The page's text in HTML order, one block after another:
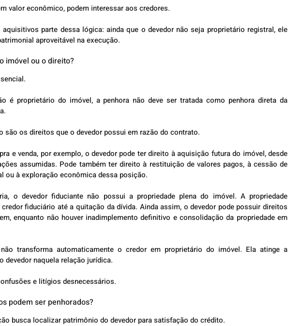
valor econômico, podem interessar aos credores.
parte dessa lógica: ainda que o devedor não seja proprietário registral, ele
aproveitável na execução.
imóvel ou o direito?
é proprietário do imóvel, a penhora não deve ser tratada como penhora direta da
são os direitos que o devedor possui em razão do contrato.
e venda, por exemplo, o devedor pode ter direito à aquisição futura do imóvel, desde
assumidas. Pode também ter direito à restituição de valores pagos, à cessão de
ou à exploração econômica dessa posição.
o devedor fiduciante não possui a propriedade plena do imóvel. A propriedade
fiduciário até a quitação da dívida. Ainda assim, o devedor pode possuir direitos
enquanto não houver inadimplemento definitivo e consolidação da propriedade em
transforma automaticamente o credor em proprietário do imóvel. Ela atinge a
devedor naquela relação jurídica.
e litígios desnecessários.
podem ser penhorados?
busca localizar patrimônio do devedor para satisfação do crédito.